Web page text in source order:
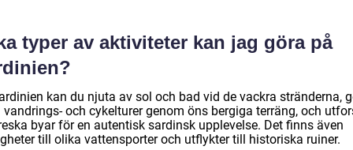
typer av aktiviteter kan jag göra på
kan du njuta av sol och bad vid de vackra stränderna,
vandrings- och cykelturer genom öns bergiga terräng, och
byar för en autentisk sardinsk upplevelse. Det finns även
till olika vattensporter och utflykter till historiska ruiner.